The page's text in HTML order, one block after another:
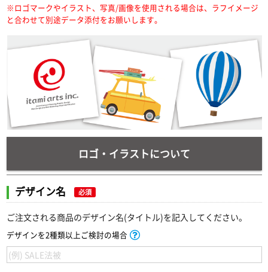
※ロゴマークやイラスト、写真/画像を使用される場合は、ラフイメージ
と合わせて別途データ添付をお願いします。
ロゴ・イラストについて
デザイン名 必須
ご注文される商品のデザイン名(タイトル)を記入してください。
デザインを2種類以上ご検討の場合